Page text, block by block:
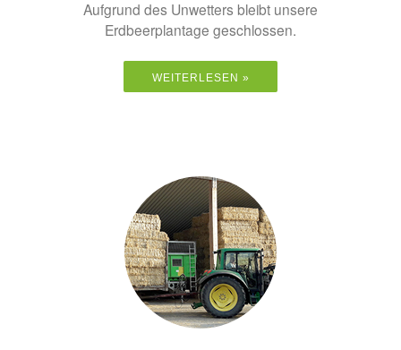
Aufgrund des Unwetters bleibt unsere
Erdbeerplantage geschlossen.
WEITERLESEN »